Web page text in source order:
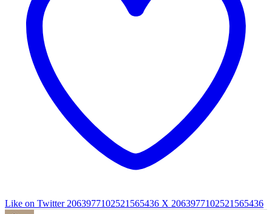
Like on Twitter 2063977102521565436 X 2063977102521565436